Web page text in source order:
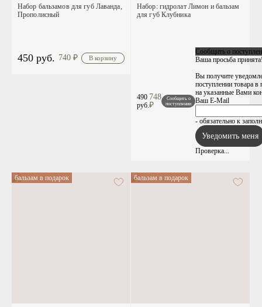
Набор бальзамов для губ Лаванда,
Прополисный
450 руб. 740 ₽
Набор: гидролат Лимон и бальзам
для губ Клубника
490
руб.
748
₽
Сообщить о
поступлении
Сообщить о
Ваша просьба
Вы получите
поступлении товара в
на указанные Вами
Ваш E-Mail
- обязательно к
Проверка...
бальзам в подарок бальзам в подарок